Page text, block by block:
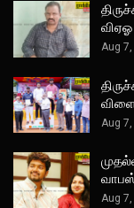
Aug
Aug
Aug